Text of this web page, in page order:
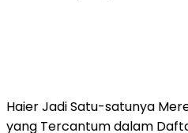
Haier Jadi Satu-satunya
yang Tercantum dalam